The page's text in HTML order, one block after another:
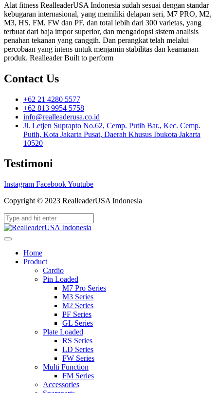
Alat fitness RealleaderUSA Indonesia sudah sesuai dengan standar
kebugaran internasional, yang memiliki delapan seri, M7 PRO, M2,
M3, HS, FM, FW dan PF, dan total lebih dari 300 varietas, yang
terbuat dari baja impor superior, dan mengadopsi sistem analisis
penahan tekanan yang canggih. Dan perangkat telah melalui
percobaan yang intens untuk menjamin stabilitas dan keamanan
produk. Realleader Built to perform
Contact Us
+62 21 4280 5577
+62 813 9954 5758
info@realleaderusa.co.id
Jl. Letjen Suprapto No.62, Cemp. Putih Bar., Kec. Cemp.
Putih, Kota Jakarta Pusat, Daerah Khusus Ibukota Jakarta
10520
Testimoni
Instagram FacebookYoutube
Copyright © 2023 RealleaderUSA Indonesia
Home
Product
Cardio
Pin Loaded
M7 Pro Series
M3 Series
M2 Series
PF Series
GL Series
Plate Loaded
RS Series
LD Series
FW Series
Multi Function
FM Series
Accessories